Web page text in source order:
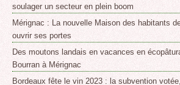
soulager un secteur en plein boom
Mérignac : La nouvelle Maison des habitants
ouvrir ses portes
Des moutons landais en vacances en
Bourran à Mérignac
Bordeaux fête le vin 2023 : la subvention